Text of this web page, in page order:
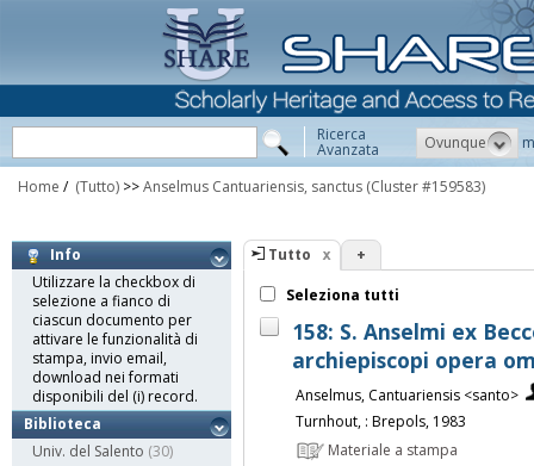
Ricerca
Avanzata Ovunque
Home / (Tutto) >>Anselmus Cantuariensis, sanctus (Cluster #159583)
Info
Utilizzare la checkbox di
selezione a fianco di
ciascun documento per
attivare le funzionalità di
stampa, invio email,
download nei formati
disponibili del (i) record.
Biblioteca
Univ. del Salento (30)
Tutto +
Seleziona tutti
158: S. Anselmi ex
archiepiscopi opera
Anselmus, Cantuariensis <santo>
Turnhout, : Brepols, 1983
Materiale a stampa